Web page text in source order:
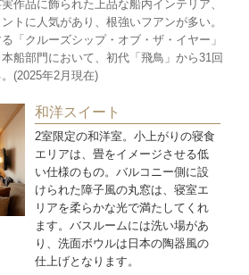
作品に飾られた上品な船内インテリア、
トに人気があり、根強いフアンが多い。
「クルーズシップ・オブ・ザ・イヤー」
船部門において、初代「飛鳥」から31回
(2025年2月現在)
和洋スイート
2室限定の和洋室。小上がりの寝食
エリアは、畳をイメージさせる低
い仕様のもの。バルコニー側に設
けられた障子風の丸窓は、寝室エ
リアを柔らかな光で満たしてくれ
ます。バスルームには洗い場があ
り、洗面ボウルは日本の陶器風の
仕上げとなります。